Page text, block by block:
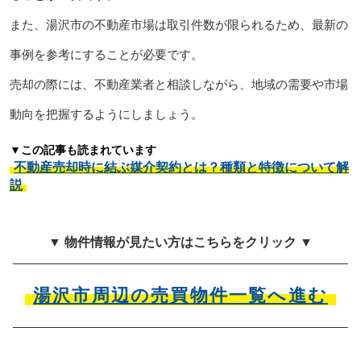
また、湯沢市の不動産市場は取引件数が限られるため、最新の
事例を参考にすることが必要です。
売却の際には、不動産業者と相談しながら、地域の需要や市場
動向を把握するようにしましょう。
▼この記事も読まれています
不動産売却時に結ぶ媒介契約とは？種類と特徴について解
説
▼ 物件情報が見たい方はこちらをクリック ▼
湯沢市周辺の売買物件一覧へ進む